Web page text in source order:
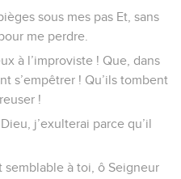
sous mes pas Et, sans
me perdre.
à l’improviste ! Que, dans
s’empêtrer ! Qu’ils tombent
!
j’exulterai parce qu’il
semblable à toi, ô Seigneur